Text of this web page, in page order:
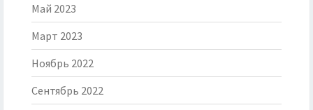
Май 2023
Март 2023
Ноябрь 2022
Сентябрь 2022